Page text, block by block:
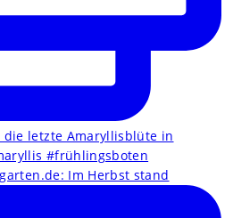
Im Herbst stand